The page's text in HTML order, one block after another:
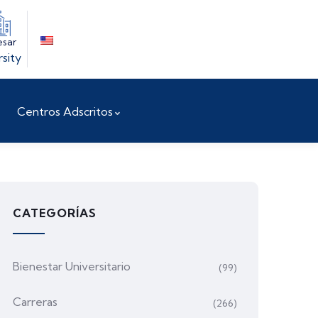
Centros Adscritos
CATEGORÍAS
Bienestar Universitario (99)
Carreras (266)